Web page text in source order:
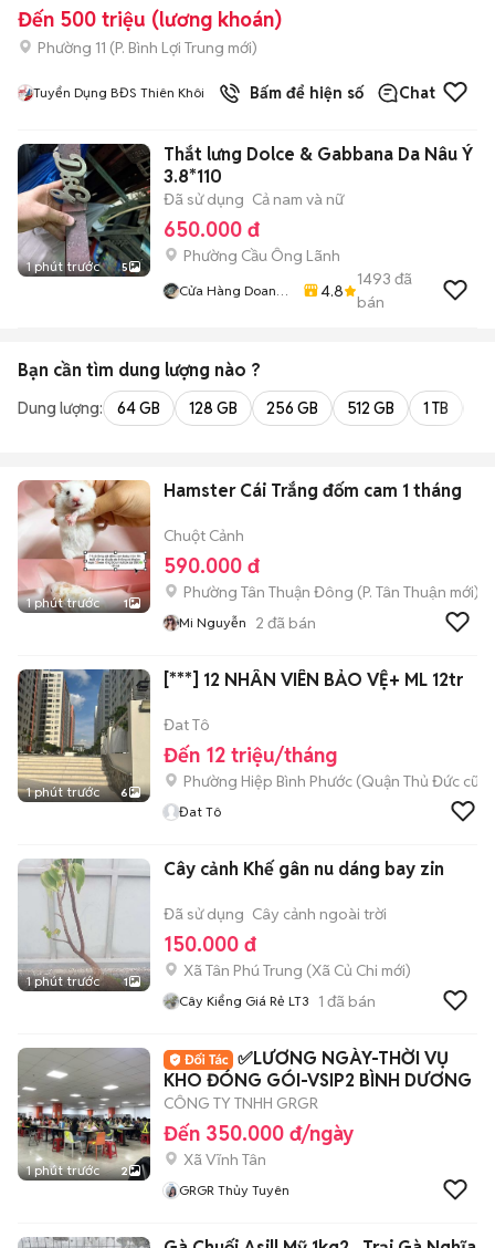
Đến 500 triệu (lương khoán)
Phường 11 (P. Bình Lợi Trung mới)
Tuyển Dụng BĐS Thiên Khôi Bấm để hiện số Chat
1 phút trước 5
Thắt lưng Dolce & Gabbana Da Nâu Ý
3.8*110
Đã sử dụng Cả nam và nữ
650.000 đ
Phường Cầu Ông Lãnh
Cửa Hàng Doan
4.8
1493 đã
bán
Bạn cần tìm dung lượng nào ?
Dung lượng: 64 GB 128 GB 256 GB 512 GB 1 TB
1 phút trước 1
Hamster Cái Trắng đốm cam 1 tháng
Chuột Cảnh
590.000 đ
Phường Tân Thuận Đông (P. Tân Thuận mới)
Mi Nguyễn 2 đã bán
1 phút trước 6
[***] 12 NHÂN VIÊN BẢO VỆ+ ML 12tr
Đat Tô
Đến 12 triệu/tháng
Phường Hiệp Bình Phước (Quận Thủ Đức cũ)
Đat Tô
1 phút trước 1
Cây cảnh Khế gân nu dáng bay zin
Đã sử dụng Cây cảnh ngoài trời
150.000 đ
Xã Tân Phú Trung (Xã Củ Chi mới)
Cây Kiểng Giá Rẻ LT3 1 đã bán
1 phút trước 2
✅LƯƠNG NGÀY-THỜI VỤ
KHO ĐÓNG GÓI-VSIP2 BÌNH DƯƠNG
CÔNG TY TNHH GRGR
Đến 350.000 đ/ngày
Xã Vĩnh Tân
GRGR Thủy Tuyên